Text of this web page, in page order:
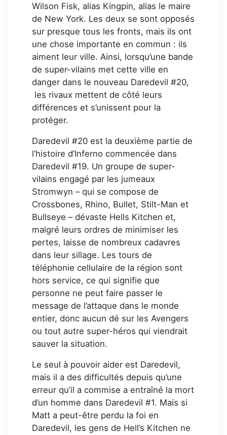
Wilson Fisk, alias Kingpin, alias le maire
de New York. Les deux se sont opposés
sur presque tous les fronts, mais ils ont
une chose importante en commun : ils
aiment leur ville. Ainsi, lorsqu’une bande
de super-vilains met cette ville en
danger dans le nouveau Daredevil #20,
les rivaux mettent de côté leurs
différences et s’unissent pour la
protéger.
Daredevil #20 est la deuxième partie de
l’histoire d’Inferno commencée dans
Daredevil #19. Un groupe de super-
vilains engagé par les jumeaux
Stromwyn – qui se compose de
Crossbones, Rhino, Bullet, Stilt-Man et
Bullseye – dévaste Hells Kitchen et,
malgré leurs ordres de minimiser les
pertes, laisse de nombreux cadavres
dans leur sillage. Les tours de
téléphonie cellulaire de la région sont
hors service, ce qui signifie que
personne ne peut faire passer le
message de l’attaque dans le monde
entier, donc aucun dé sur les Avengers
ou tout autre super-héros qui viendrait
sauver la situation.
Le seul à pouvoir aider est Daredevil,
mais il a des difficultés depuis qu’une
erreur qu’il a commise a entraîné la mort
d’un homme dans Daredevil #1. Mais si
Matt a peut-être perdu la foi en
Daredevil, les gens de Hell’s Kitchen ne